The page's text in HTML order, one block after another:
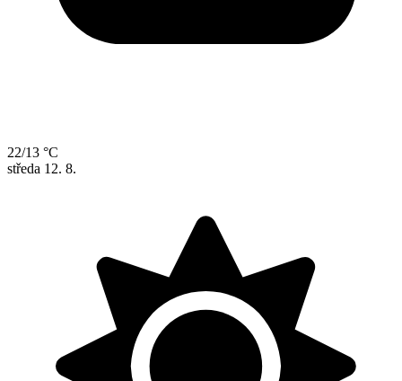
22/13 °C
středa 12. 8.